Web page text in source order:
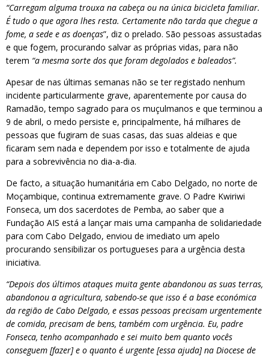
“Carregam alguma trouxa na cabeça ou na única bicicleta familiar.
É tudo o que agora lhes resta. Certamente não tarda que chegue a
fome, a sede e as doenças”, diz o prelado. São pessoas assustadas
e que fogem, procurando salvar as próprias vidas, para não
terem “a mesma sorte dos que foram degolados e baleados”.
Apesar de nas últimas semanas não se ter registado nenhum
incidente particularmente grave, aparentemente por causa do
Ramadão, tempo sagrado para os muçulmanos e que terminou a
9 de abril, o medo persiste e, principalmente, há milhares de
pessoas que fugiram de suas casas, das suas aldeias e que
ficaram sem nada e dependem por isso e totalmente de ajuda
para a sobrevivência no dia-a-dia.
De facto, a situação humanitária em Cabo Delgado, no norte de
Moçambique, continua extremamente grave. O Padre Kwiriwi
Fonseca, um dos sacerdotes de Pemba, ao saber que a
Fundação AIS está a lançar mais uma campanha de solidariedade
para com Cabo Delgado, enviou de imediato um apelo
procurando sensibilizar os portugueses para a urgência desta
iniciativa.
“Depois dos últimos ataques muita gente abandonou as suas terras,
abandonou a agricultura, sabendo-se que isso é a base económica
da região de Cabo Delgado, e essas pessoas precisam urgentemente
de comida, precisam de bens, também com urgência. Eu, padre
Fonseca, tenho acompanhado e sei muito bem quanto vocês
conseguem [fazer] e o quanto é urgente [essa ajuda] na Diocese de